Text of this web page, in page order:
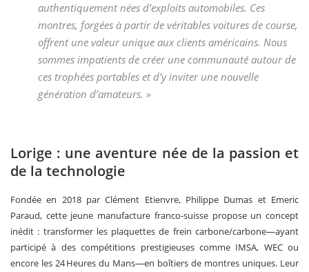
authentiquement nées d’exploits automobiles. Ces
montres, forgées à partir de véritables voitures de course,
offrent une valeur unique aux clients américains. Nous
sommes impatients de créer une communauté autour de
ces trophées portables et d’y inviter une nouvelle
génération d’amateurs. »
Lorige : une aventure née de la passion et
de la technologie
Fondée en 2018 par Clément Etienvre, Philippe Dumas et Emeric
Paraud, cette jeune manufacture franco-suisse propose un concept
inédit : transformer les plaquettes de frein carbone/carbone—ayant
participé à des compétitions prestigieuses comme IMSA, WEC ou
encore les 24 Heures du Mans—en boîtiers de montres uniques. Leur